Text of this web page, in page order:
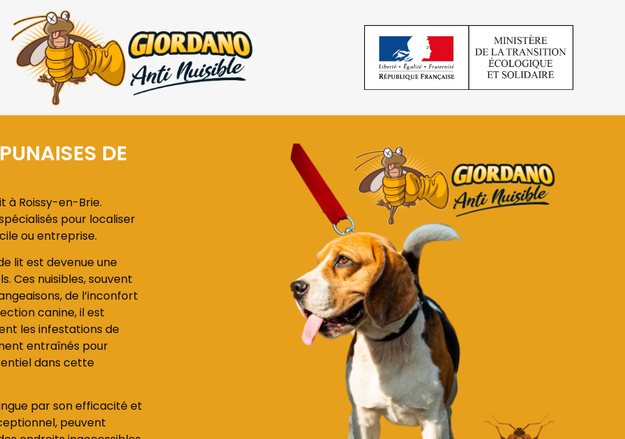
DE
à Roissy-en-Brie.
pour localiser
ou entreprise.
lit est devenue une
Ces nuisibles, souvent
de l’inconfort
canine, il est
les infestations de
entraînés pour
dans cette
par son efficacité et
peuvent